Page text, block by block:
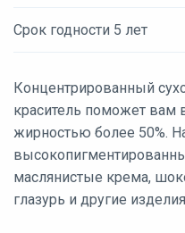
Срок годности 5 лет
Концентрированный
краситель поможет вам
жирностью более 50%.
маслянистые крема,
глазурь и другие